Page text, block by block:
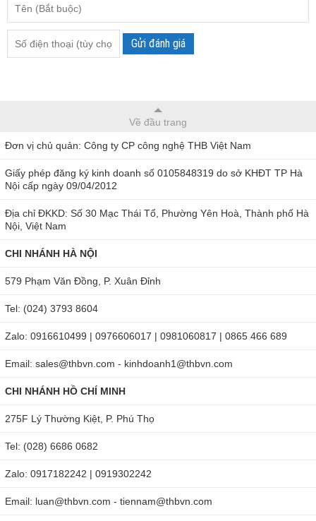
Gửi đánh giá
Về đầu trang
Đơn vị chủ quản: Công ty CP công nghệ THB Việt Nam
Giấy phép đăng ký kinh doanh số 0105848319 do sở KHĐT TP Hà
Nội cấp ngày 09/04/2012
Địa chỉ ĐKKD: Số 30 Mạc Thái Tổ, Phường Yên Hoà, Thành phố Hà
Nội, Việt Nam
CHI NHÁNH HÀ NỘI
579 Phạm Văn Đồng, P. Xuân Đỉnh
Tel: (024) 3793 8604
Zalo: 0916610499 | 0976606017 | 0981060817 | 0865 466 689
Email: sales@thbvn.com - kinhdoanh1@thbvn.com
CHI NHÁNH HỒ CHÍ MINH
275F Lý Thường Kiệt, P. Phú Thọ
Tel: (028) 6686 0682
Zalo: 0917182242 | 0919302242
Email: luan@thbvn.com - tiennam@thbvn.com